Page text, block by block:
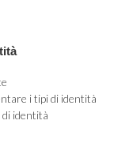
i tipi di identità
identità